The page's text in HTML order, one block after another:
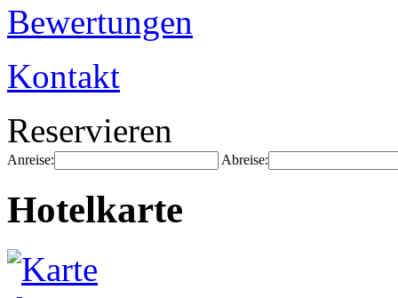
Bewertungen
Kontakt
Reservieren
Anreise: Abreise:
Hotelkarte